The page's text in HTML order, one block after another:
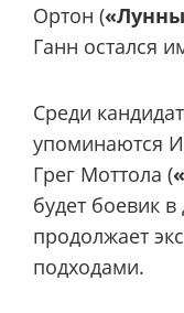
Ортон (
Ганн остался
Среди
упоминаются
Грег Моттола (
будет боевик в
продолжает
подходами.